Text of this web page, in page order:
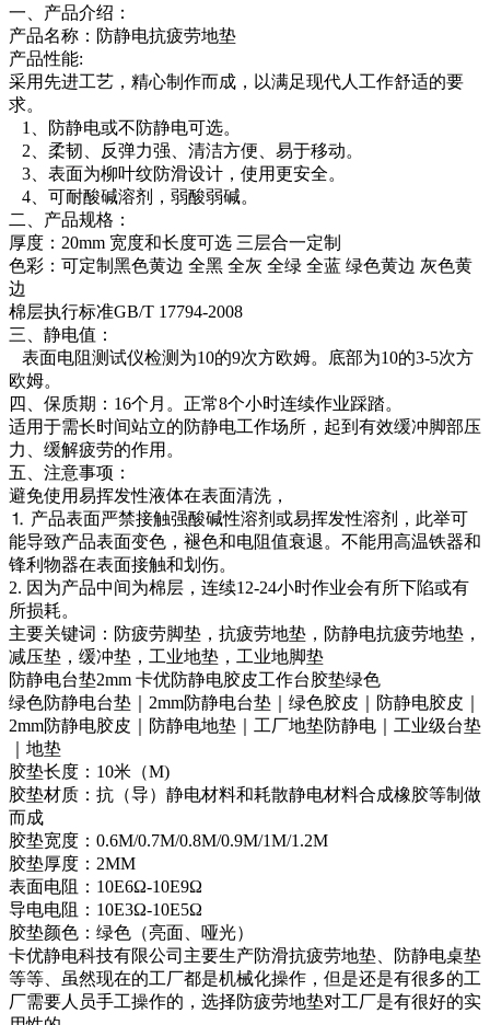
一、产品介绍：
产品名称：防静电抗疲劳地垫
产品性能:
采用先进工艺，精心制作而成，以满足现代人工作舒适的要
求。
1、防静电或不防静电可选。
2、柔韧、反弹力强、清洁方便、易于移动。
3、表面为柳叶纹防滑设计，使用更安全。
4、可耐酸碱溶剂，弱酸弱碱。
二、产品规格：
厚度：20mm 宽度和长度可选 三层合一定制
色彩：可定制黑色黄边 全黑 全灰 全绿 全蓝 绿色黄边 灰色黄
边
棉层执行标准GB/T 17794-2008
三、静电值：
表面电阻测试仪检测为10的9次方欧姆。底部为10的3-5次方
欧姆。
四、保质期：16个月。正常8个小时连续作业踩踏。
适用于需长时间站立的防静电工作场所，起到有效缓冲脚部压
力、缓解疲劳的作用。
五、注意事项：
避免使用易挥发性液体在表面清洗，
⒈ 产品表面严禁接触强酸碱性溶剂或易挥发性溶剂，此举可
能导致产品表面变色，褪色和电阻值衰退。不能用高温铁器和
锋利物器在表面接触和划伤。
2. 因为产品中间为棉层，连续12-24小时作业会有所下陷或有
所损耗。
主要关键词：防疲劳脚垫，抗疲劳地垫，防静电抗疲劳地垫，
减压垫，缓冲垫，工业地垫，工业地脚垫
防静电台垫2mm 卡优防静电胶皮工作台胶垫绿色
绿色防静电台垫｜2mm防静电台垫｜绿色胶皮｜防静电胶皮｜
2mm防静电胶皮｜防静电地垫｜工厂地垫防静电｜工业级台垫
｜地垫
胶垫长度：10米（M)
胶垫材质：抗（导）静电材料和耗散静电材料合成橡胶等制做
而成
胶垫宽度：0.6M/0.7M/0.8M/0.9M/1M/1.2M
胶垫厚度：2MM
表面电阻：10E6Ω-10E9Ω
导电电阻：10E3Ω-10E5Ω
胶垫颜色：绿色（亮面、哑光）
卡优静电科技有限公司主要生产防滑抗疲劳地垫、防静电桌垫
等等、虽然现在的工厂都是机械化操作，但是还是有很多的工
厂需要人员手工操作的，选择防疲劳地垫对工厂是有很好的实